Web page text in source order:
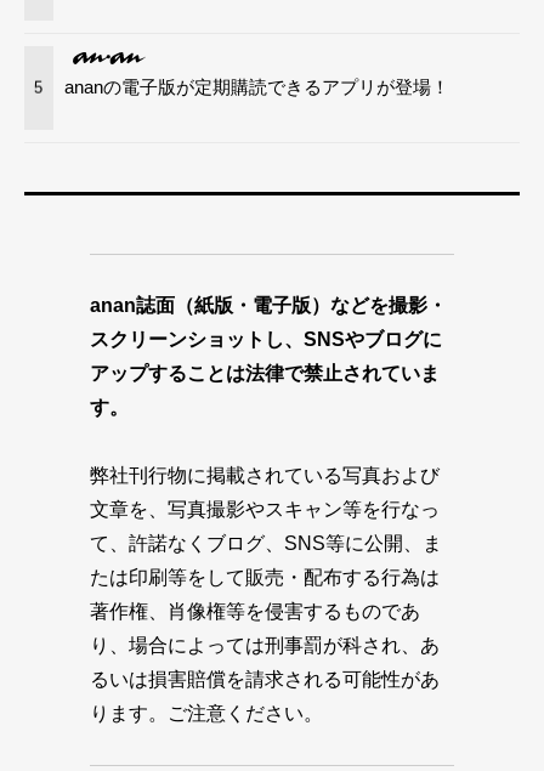
5 ananの電子版が定期購読できるアプリが登場！
anan誌面（紙版・電子版）などを撮影・
スクリーンショットし、SNSやブログに
アップすることは法律で禁止されていま
す。
弊社刊行物に掲載されている写真および
文章を、写真撮影やスキャン等を行なっ
て、許諾なくブログ、SNS等に公開、ま
たは印刷等をして販売・配布する行為は
著作権、肖像権等を侵害するものであ
り、場合によっては刑事罰が科され、あ
るいは損害賠償を請求される可能性があ
ります。ご注意ください。